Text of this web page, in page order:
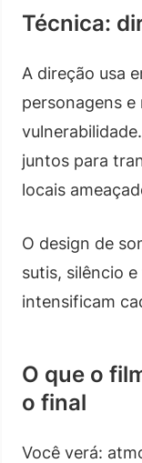
Técnica:
A direção usa
personagens
juntos para
locais
O design de
sutis, silêncio
intensificam
O que o
o final
Você verá: